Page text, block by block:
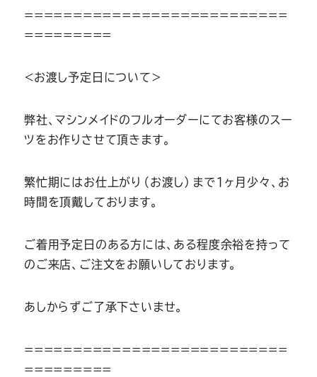
===========================
=========
＜お渡し予定日について＞
弊社、マシンメイドのフルオーダーにてお客様のスー
ツをお作りさせて頂きます。
繁忙期にはお仕上がり（お渡し）まで1ヶ月少々、お
時間を頂戴しております。
ご着用予定日のある方には、ある程度余裕を持って
のご来店、ご注文をお願いしております。
あしからずご了承下さいませ。
===========================
=========